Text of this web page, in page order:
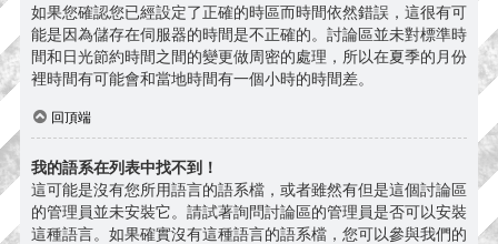
如果您確認您已經設定了正確的時區而時間依然錯誤，這很有可
能是因為儲存在伺服器的時間是不正確的。討論區並未對標準時
間和日光節約時間之間的變更做周密的處理，所以在夏季的月份
裡時間有可能會和當地時間有一個小時的時間差。
回頂端
我的語系在列表中找不到！
這可能是沒有您所用語言的語系檔，或者雖然有但是這個討論區
的管理員並未安裝它。請試著詢問討論區的管理員是否可以安裝
這種語言。如果確實沒有這種語言的語系檔，您可以參與我們的